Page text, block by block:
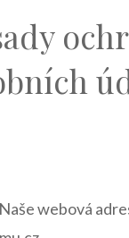
Naše webová